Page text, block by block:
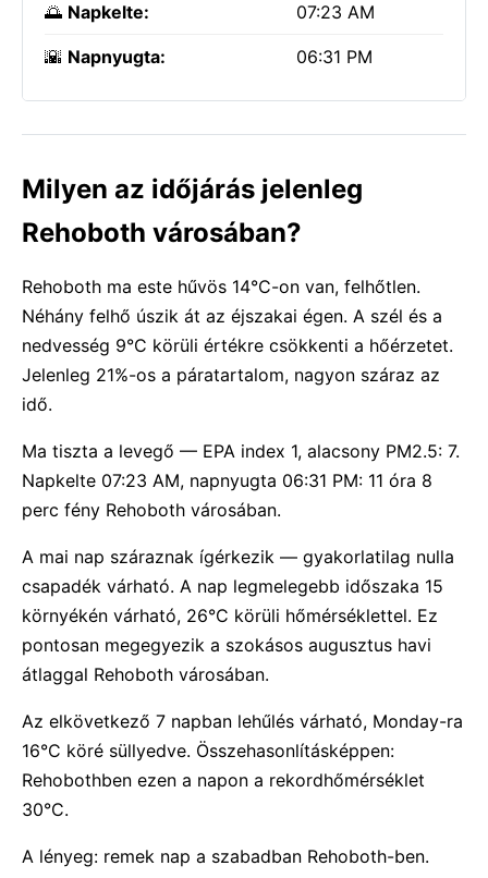
🌅 Napkelte: 07:23 AM
🌇 Napnyugta: 06:31 PM
Milyen az időjárás jelenleg
Rehoboth városában?
Rehoboth ma este hűvös 14°C-on van, felhőtlen.
Néhány felhő úszik át az éjszakai égen. A szél és a
nedvesség 9°C körüli értékre csökkenti a hőérzetet.
Jelenleg 21%-os a páratartalom, nagyon száraz az
idő.
Ma tiszta a levegő — EPA index 1, alacsony PM2.5: 7.
Napkelte 07:23 AM, napnyugta 06:31 PM: 11 óra 8
perc fény Rehoboth városában.
A mai nap száraznak ígérkezik — gyakorlatilag nulla
csapadék várható. A nap legmelegebb időszaka 15
környékén várható, 26°C körüli hőmérséklettel. Ez
pontosan megegyezik a szokásos augusztus havi
átlaggal Rehoboth városában.
Az elkövetkező 7 napban lehűlés várható, Monday-ra
16°C köré süllyedve. Összehasonlításképpen:
Rehobothben ezen a napon a rekordhőmérséklet
30°C.
A lényeg: remek nap a szabadban Rehoboth-ben.